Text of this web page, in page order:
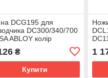
DCG195 для
DC300/340/700
ABLOY колір
₴
Купити
1